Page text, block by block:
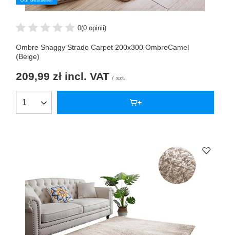
0(0 opinii)
Ombre Shaggy Strado Carpet 200x300 OmbreCamel
(Beige)
209,99 zł incl. VAT / szt.